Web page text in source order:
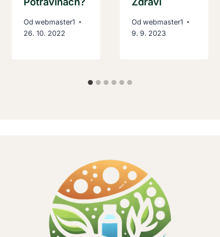
Od webmaster1
26. 10. 2022
Od webmaster1
9. 9. 2023